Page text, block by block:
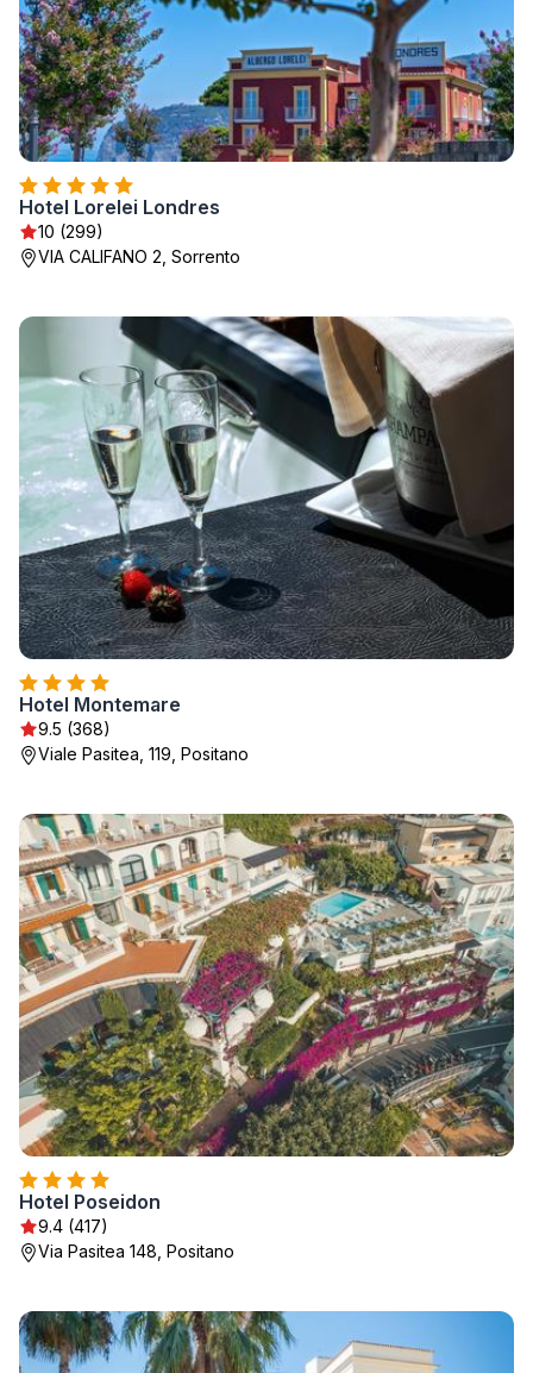
Hotel Lorelei Londres
10 (299)
VIA CALIFANO 2, Sorrento
Hotel Montemare
9.5 (368)
Viale Pasitea, 119, Positano
Hotel Poseidon
9.4 (417)
Via Pasitea 148, Positano